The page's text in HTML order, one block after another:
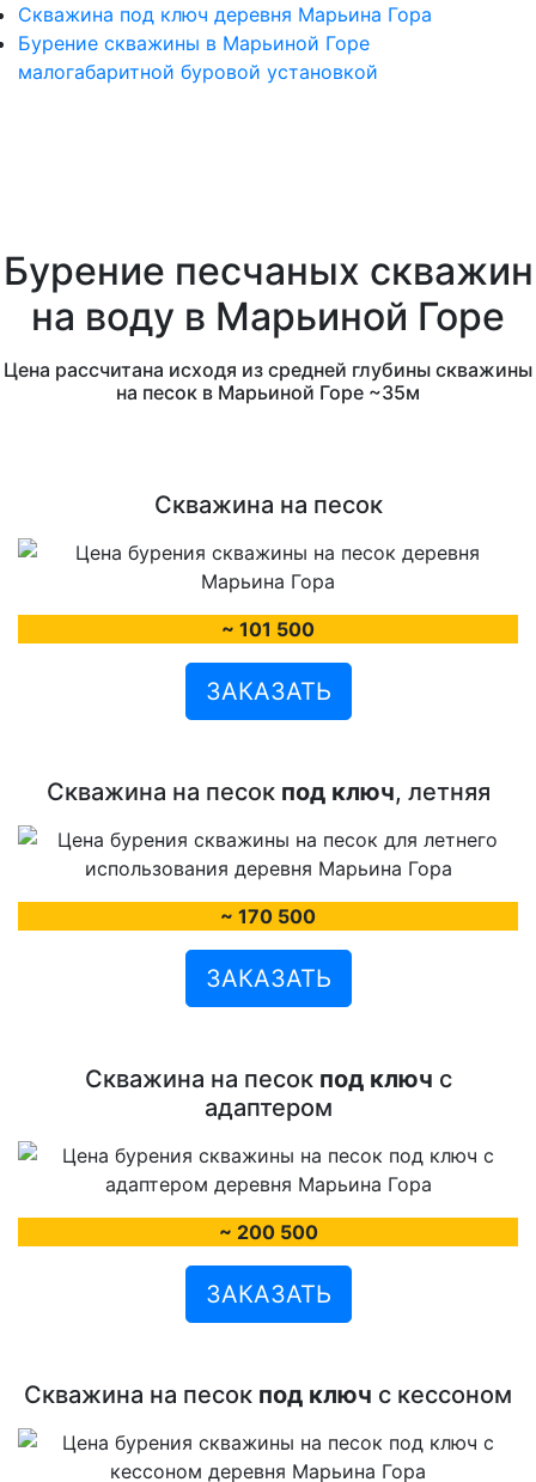
Скважина под ключ деревня Марьина Гора
Бурение скважины в Марьиной Горе
малогабаритной буровой установкой
Бурение песчаных скважин
на воду в Марьиной Горе
Цена рассчитана исходя из средней глубины скважины
на песок в Марьиной Горе ~35м
Скважина на песок
~ 101 500
ЗАКАЗАТЬ
Скважина на песок под ключ, летняя
~ 170 500
ЗАКАЗАТЬ
Скважина на песок под ключ с
адаптером
~ 200 500
ЗАКАЗАТЬ
Скважина на песок под ключ с кессоном